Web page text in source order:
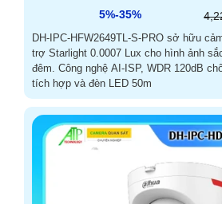
5%-35%
DH-IPC-HFW2649TL-S-PRO sở hữu
trợ Starlight 0.0007 Lux cho hình ảnh
đêm. Công nghệ AI-ISP, WDR 120dB chống ngược sáng, mic
tích hợp và đèn LED 50m